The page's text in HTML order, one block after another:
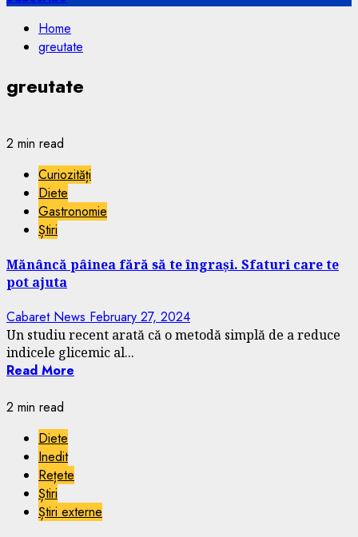
Home
greutate
greutate
2 min read
Curiozități
Diete
Gastronomie
Știri
Mănâncă pâinea fără să te îngrași. Sfaturi care te
pot ajuta
Cabaret News February 27, 2024
Un studiu recent arată că o metodă simplă de a reduce
indicele glicemic al...
Read More
2 min read
Diete
Inedit
Rețete
Știri
Știri externe